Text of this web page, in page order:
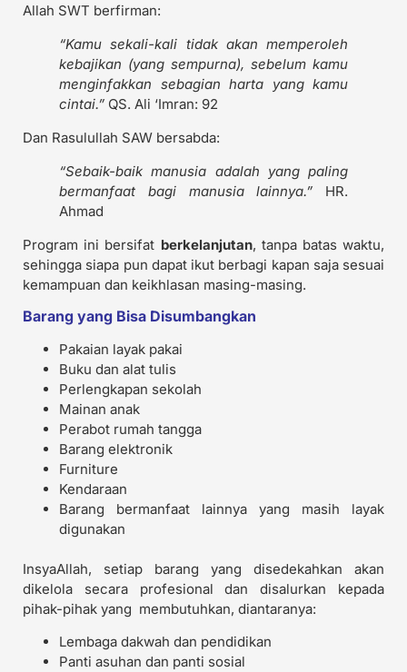
Allah SWT berfirman:
“Kamu sekali-kali tidak akan memperoleh
kebajikan (yang sempurna), sebelum kamu
menginfakkan sebagian harta yang kamu
cintai.” QS. Ali ‘Imran: 92
Dan Rasulullah SAW bersabda:
“Sebaik-baik manusia adalah yang paling
bermanfaat bagi manusia lainnya.” HR.
Ahmad
Program ini bersifat berkelanjutan, tanpa batas waktu,
sehingga siapa pun dapat ikut berbagi kapan saja sesuai
kemampuan dan keikhlasan masing-masing.
Barang yang Bisa Disumbangkan
Pakaian layak pakai
Buku dan alat tulis
Perlengkapan sekolah
Mainan anak
Perabot rumah tangga
Barang elektronik
Furniture
Kendaraan
Barang bermanfaat lainnya yang masih layak
digunakan
InsyaAllah, setiap barang yang disedekahkan akan
dikelola secara profesional dan disalurkan kepada
pihak-pihak yang membutuhkan, diantaranya:
Lembaga dakwah dan pendidikan
Panti asuhan dan panti sosial